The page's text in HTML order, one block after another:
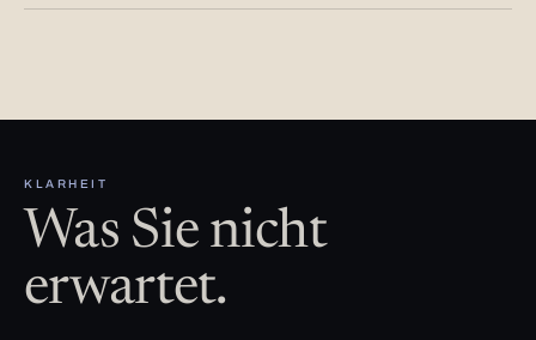
KLARHEIT
Was Sie nicht
erwartet.